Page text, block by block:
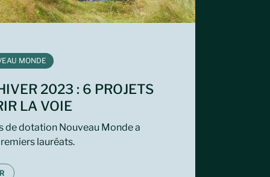
MONDE
2023 : 6 PROJETS
LA VOIE
de dotation Nouveau Monde a
lauréats.